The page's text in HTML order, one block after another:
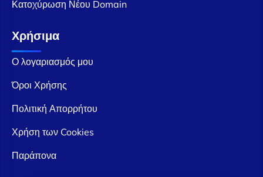
Κατοχύρωση Νέου Domain
Χρήσιμα
Ο λογαριασμός μου
Όροι Χρήσης
Πολιτική Απορρήτου
Χρήση των Cookies
Παράπονα